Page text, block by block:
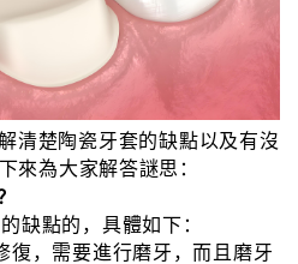
楚陶瓷牙套的缺點以及有沒
來為大家解答謎思：
缺點的，具體如下：
復，需要進行磨牙，而且磨牙